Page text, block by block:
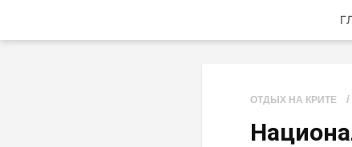
ОТДЫХ НА КРИТЕ /